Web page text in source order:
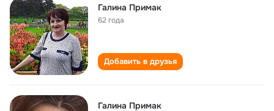
Галина Примак
62 года
Добавить в друзья
Галина Примак